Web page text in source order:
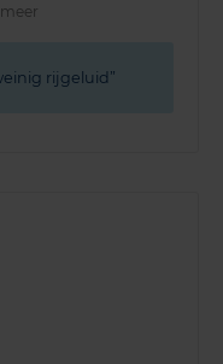
rijgeluid